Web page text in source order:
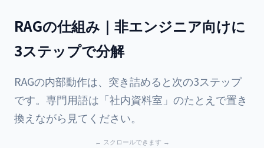
RAGの仕組み｜非エンジニア向けに
3ステップで分解
RAGの内部動作は、突き詰めると次の3ステップ
です。専門用語は「社内資料室」のたとえで置き
換えながら見てください。